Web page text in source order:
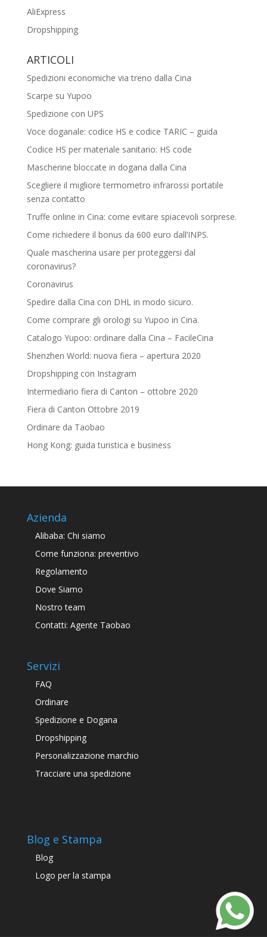
AliExpress
Dropshipping
ARTICOLI
Spedizioni economiche via treno dalla Cina
Scarpe su Yupoo
Spedizione con UPS
Voce doganale: codice HS e codice TARIC – guida
Codice HS per materiale sanitario: HS code
Mascherine bloccate in dogana dalla Cina
Scegliere il migliore termometro infrarossi portatile
senza contatto
Truffe online in Cina: come evitare spiacevoli sorprese.
Come richiedere il bonus da 600 euro dall’INPS.
Quale mascherina usare per proteggersi dal
coronavirus?
Coronavirus
Spedire dalla Cina con DHL in modo sicuro.
Come comprare gli orologi su Yupoo in Cina.
Catalogo Yupoo: ordinare dalla Cina – FacileCina
Shenzhen World: nuova fiera – apertura 2020
Dropshipping con Instagram
Intermediario fiera di Canton – ottobre 2020
Fiera di Canton Ottobre 2019
Ordinare da Taobao
Hong Kong: guida turistica e business
Azienda
Alibaba: Chi siamo
Come funziona: preventivo
Regolamento
Dove Siamo
Nostro team
Contatti: Agente Taobao
Servizi
FAQ
Ordinare
Spedizione e Dogana
Dropshipping
Personalizzazione marchio
Tracciare una spedizione
Blog e Stampa
Blog
Logo per la stampa